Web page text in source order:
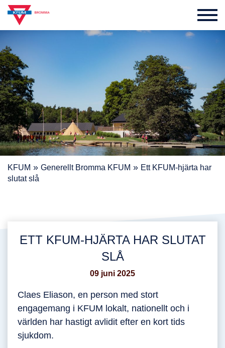
KFUM » Generellt Bromma KFUM » Ett KFUM-hjärta har
slutat slå
ETT KFUM-HJÄRTA HAR SLUTAT
SLÅ
09 juni 2025
Claes Eliason, en person med stort
engagemang i KFUM lokalt, nationellt och i
världen har hastigt avlidit efter en kort tids
sjukdom.